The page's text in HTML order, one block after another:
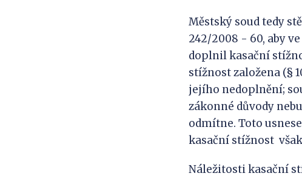
Městský soud tedy
242/2008 - 60, aby
doplnil kasační
stížnost založena (§
jejího nedoplnění;
zákonné důvody
odmítne. Toto
kasační stížnost
Náležitosti kasační